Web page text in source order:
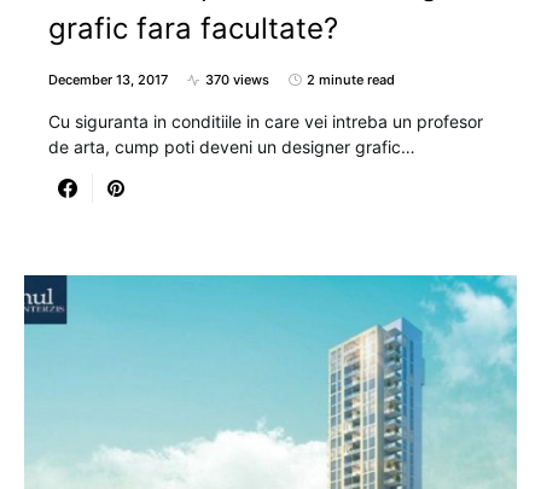
grafic fara facultate?
December 13, 2017 370 views 2 minute read
Cu siguranta in conditiile in care vei intreba un profesor
de arta, cump poti deveni un designer grafic…